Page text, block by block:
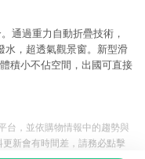
通過重力自動折疊技術，
水，超透氣觀景窗。新型滑
積小不佔空間，出國可直接
台，並依購物情報中的趨勢與
新會有時間差，請務必點擊